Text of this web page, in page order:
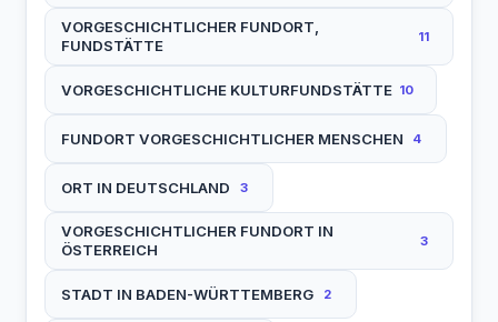
VORGESCHICHTLICHER FUNDORT,
FUNDSTÄTTE
11
VORGESCHICHTLICHE KULTURFUNDSTÄTTE 10
FUNDORT VORGESCHICHTLICHER MENSCHEN 4
ORT IN DEUTSCHLAND 3
VORGESCHICHTLICHER FUNDORT IN
ÖSTERREICH
3
STADT IN BADEN-WÜRTTEMBERG 2